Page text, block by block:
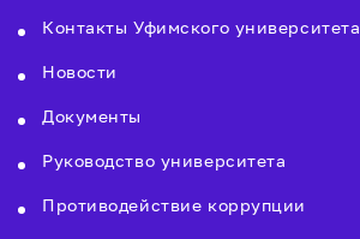
Контакты Уфимского университета
Новости
Документы
Руководство университета
Противодействие коррупции